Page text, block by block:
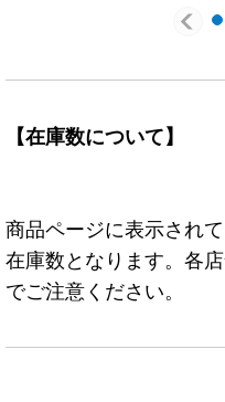
【在庫数について】
商品ページに表示され
在庫数となります。各
でご注意ください。